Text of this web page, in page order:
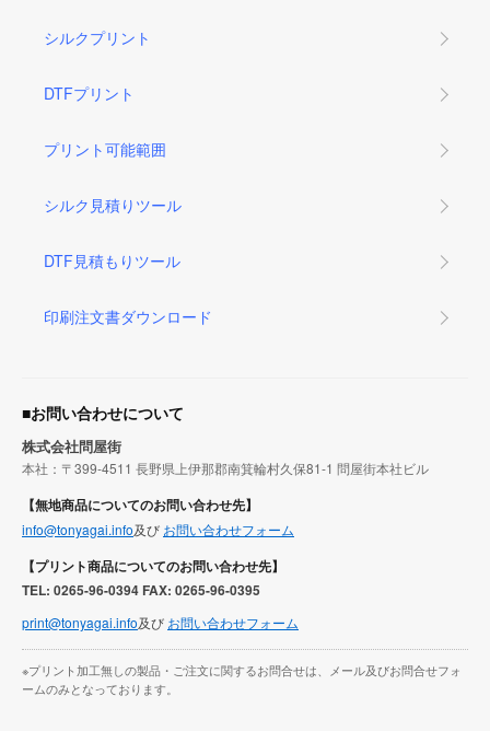
シルクプリント
DTFプリント
プリント可能範囲
シルク見積りツール
DTF見積もりツール
印刷注文書ダウンロード
■お問い合わせについて
株式会社問屋街
本社：〒399-4511 長野県上伊那郡南箕輪村久保81-1 問屋街本社ビル
【無地商品についてのお問い合わせ先】
info@tonyagai.info及び お問い合わせフォーム
【プリント商品についてのお問い合わせ先】
TEL: 0265-96-0394 FAX: 0265-96-0395
print@tonyagai.info及び お問い合わせフォーム
※プリント加工無しの製品・ご注文に関するお問合せは、メール及びお問合せフォ
ームのみとなっております。